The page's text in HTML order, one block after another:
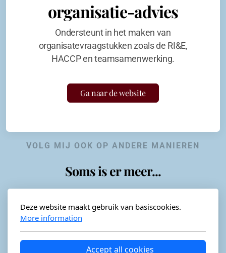
organisatie-advies
Ondersteunt in het maken van
organisatevraagstukken zoals de RI&E,
HACCP en teamsamenwerking.
Ga naar de website
VOLG MIJ OOK OP ANDERE MANIEREN
Soms is er meer...
Horeca-advies
Deze website maakt gebruik van basiscookies.
More information
Accept all cookies